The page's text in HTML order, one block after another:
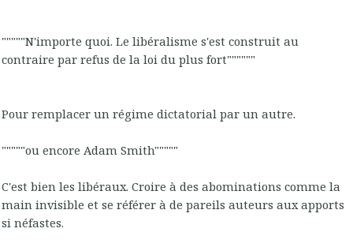
"""""N'importe quoi. Le libéralisme s'est construit au
contraire par refus de la loi du plus fort""""""
Pour remplacer un régime dictatorial par un autre.
"""""ou encore Adam Smith"""""
C'est bien les libéraux. Croire à des abominations comme la
main invisible et se référer à de pareils auteurs aux apports
si néfastes.